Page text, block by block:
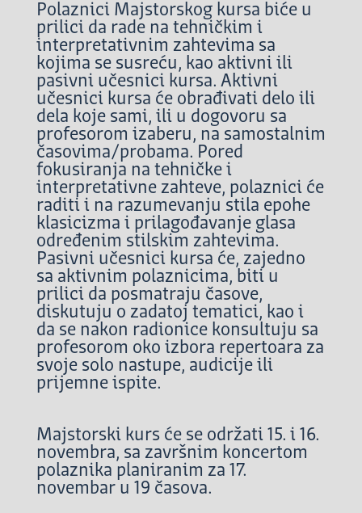
Polaznici Majstorskog kursa biće u
prilici da rade na tehničkim i
interpretativnim zahtevima sa
kojima se susreću, kao aktivni ili
pasivni učesnici kursa. Aktivni
učesnici kursa će obrađivati delo ili
dela koje sami, ili u dogovoru sa
profesorom izaberu, na samostalnim
časovima/probama. Pored
fokusiranja na tehničke i
interpretativne zahteve, polaznici će
raditi i na razumevanju stila epohe
klasicizma i prilagođavanje glasa
određenim stilskim zahtevima.
Pasivni učesnici kursa će, zajedno
sa aktivnim polaznicima, biti u
prilici da posmatraju časove,
diskutuju o zadatoj tematici, kao i
da se nakon radionice konsultuju sa
profesorom oko izbora repertoara za
svoje solo nastupe, audicije ili
prijemne ispite.
Majstorski kurs će se održati 15. i 16.
novembra, sa završnim koncertom
polaznika planiranim za 17.
novembar u 19 časova.